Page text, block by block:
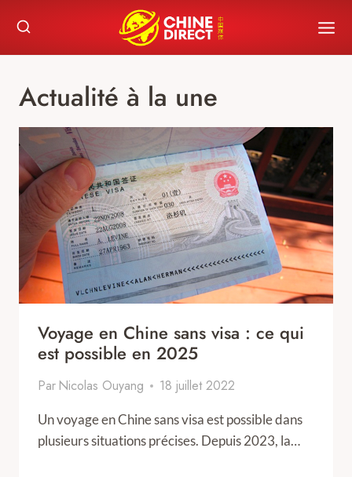
content
Actualité à la une
Voyage en Chine sans visa : ce qui
est possible en 2025
Par Nicolas Ouyang 18 juillet 2022
Un voyage en Chine sans visa est possible dans
plusieurs situations précises. Depuis 2023, la…